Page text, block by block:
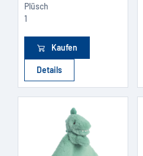
Plüsch
1
Kaufen
Details